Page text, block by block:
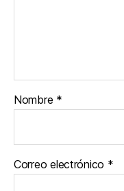
Nombre *
Correo electrónico *